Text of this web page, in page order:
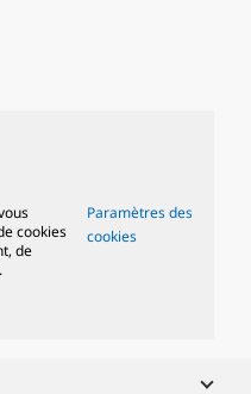
cookies
de
Paramètres des
cookies